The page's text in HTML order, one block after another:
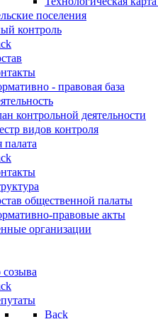
поселения
контроль
- правовая база
контрольной деятельности
видов контроля
общественной палаты
правовые акты
организации
Back